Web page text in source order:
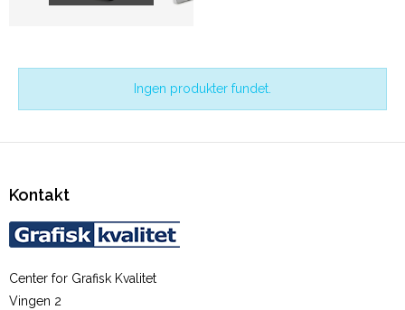
Ingen produkter fundet.
Kontakt
Center for Grafisk Kvalitet
Vingen 2